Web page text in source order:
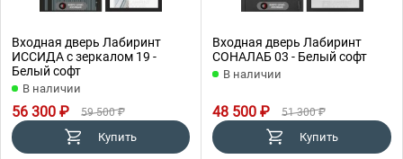
Входная дверь Лабиринт
ИССИДА с зеркалом 19 -
Белый софт
В наличии
56 300 ₽ 59 500 ₽
Купить
Входная дверь Лабиринт
СОНАЛАБ 03 - Белый софт
В наличии
48 500 ₽ 51 300 ₽
Купить